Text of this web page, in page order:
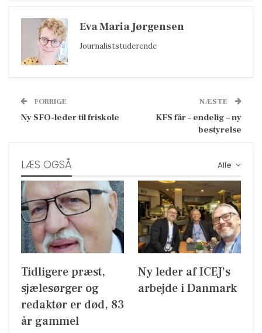
Eva Maria Jørgensen
Journaliststuderende
FORRIGE
Ny SFO-leder til friskole
NÆSTE
KFS får – endelig – ny
bestyrelse
Alle
LÆS OGSÅ
Tidligere præst,
sjælesørger og
redaktør er død, 83
år gammel
Ny leder af ICEJ’s
arbejde i Danmark